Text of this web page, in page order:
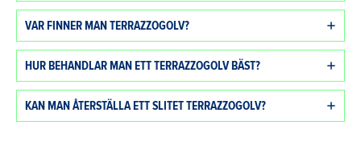
VAR FINNER MAN TERRAZZOGOLV?
HUR BEHANDLAR MAN ETT TERRAZZOGOLV BÄST?
KAN MAN ÅTERSTÄLLA ETT SLITET TERRAZZOGOLV?